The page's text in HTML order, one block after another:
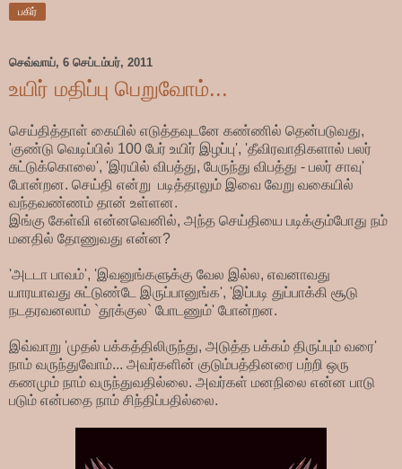
பகிர்
செவ்வாய், 6 செப்டம்பர், 2011
உயிர் மதிப்பு பெறுவோம்...
செய்தித்தாள் கையில் எடுத்தவுடனே கண்ணில் தென்படுவது,
'குண்டு வெடிப்பில் 100 பேர் உயிர் இழப்பு', 'தீவிரவாதிகளால் பலர்
சுட்டுக்கொலை', 'இரயில் விபத்து, பேருந்து விபத்து - பலர் சாவு'
போன்றன. செய்தி என்று படித்தாலும் இவை வேறு வகையில்
வந்தவண்ணம் தான் உள்ளன.
இங்கு கேள்வி என்னவெனில், அந்த செய்தியை படிக்கும்போது நம்
மனதில் தோணுவது என்ன?
'அடடா பாவம்', 'இவனுங்களுக்கு வேல இல்ல, எவனாவது
யாரயாவது சுட்டுண்டே இருப்பானுங்க', 'இப்படி துப்பாக்கி சூடு
நடதரவனலாம் `தூக்குல` போடணும்' போன்றன.
இவ்வாறு 'முதல் பக்கத்திலிருந்து, அடுத்த பக்கம் திருப்பும் வரை'
நாம் வருந்துவோம்... அவர்களின் குடும்பத்தினரை பற்றி ஒரு
கணமும் நாம் வருந்துவதில்லை. அவர்கள் மனநிலை என்ன பாடு
படும் என்பதை நாம் சிந்திப்பதில்லை.